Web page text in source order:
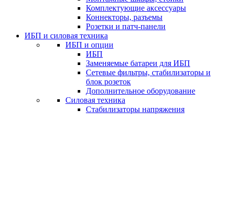
Комплектующие аксессуары
Коннекторы, разъемы
Розетки и патч-панели
ИБП и силовая техника
ИБП и опции
ИБП
Заменяемые батареи для ИБП
Сетевые фильтры, стабилизаторы и
блок розеток
Дополнительное оборудование
Силовая техника
Стабилизаторы напряжения